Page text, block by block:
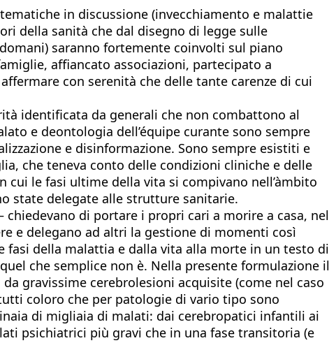
in discussione (invecchiamento e malattie
della sanità che dal disegno di legge sulle
saranno fortemente coinvolti sul piano
affiancato associazioni, partecipato a
con serenità che delle tante carenze di cui
identificata da generali che non combattono al
e deontologia dell’équipe curante sono sempre
e disinformazione. Sono sempre esistiti e
che teneva conto delle condizioni cliniche e delle
le fasi ultime della vita si compivano nell’àmbito
state delegate alle strutture sanitarie.
di portare i propri cari a morire a casa, nel
e delegano ad altri la gestione di momenti così
della malattia e dalla vita alla morte in un testo di
che semplice non è. Nella presente formulazione il
gravissime cerebrolesioni acquisite (come nel caso
coloro che per patologie di vario tipo sono
di migliaia di malati: dai cerebropatici infantili ai
psichiatrici più gravi che in una fase transitoria (e